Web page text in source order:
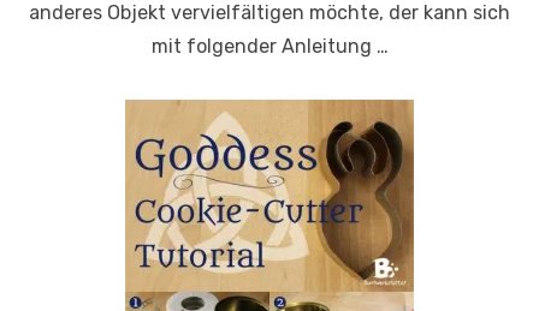
anderes Objekt vervielfältigen möchte, der kann sich
mit folgender Anleitung …